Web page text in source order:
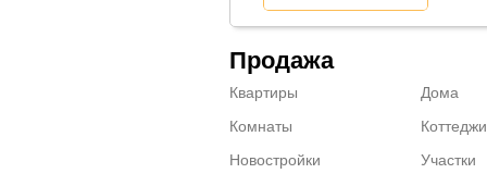
Продажа
Квартиры
Комнаты
Новостройки
Дома
Коттеджи
Участки